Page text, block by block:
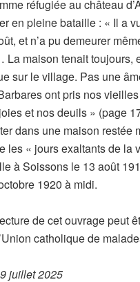
réfugiée au château
en pleine bataille : « Il a
et n’a pu demeurer
maison tenait toujours,
sur le village. Pas une
ont pris nos
et nos deuils » (page
dans une maison
les « jours exaltants de la
à Soissons le 13 août
1920 à midi.
de cet ouvrage peut
catholique de
juillet 2025